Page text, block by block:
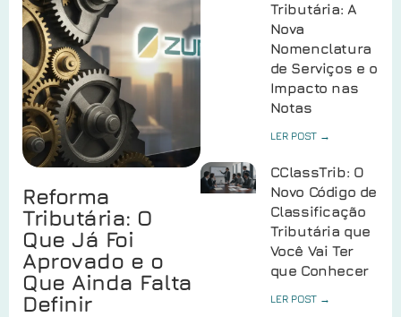
Reforma
Tributária: O
Que Já Foi
Aprovado e o
Que Ainda Falta
Definir
Tributária: A
Nova
Nomenclatura
de Serviços e o
Impacto nas
Notas
LER POST →
CClassTrib: O
Novo Código de
Classificação
Tributária que
Você Vai Ter
que Conhecer
LER POST →